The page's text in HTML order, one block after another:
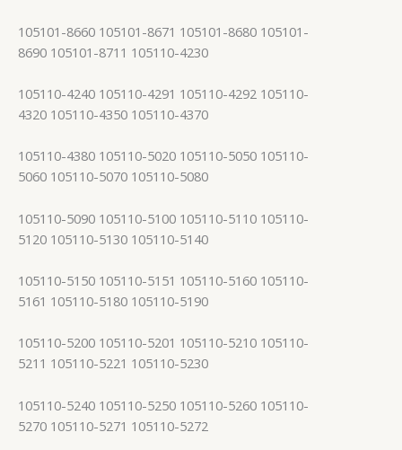
105101-8660 105101-8671 105101-8680 105101-
8690 105101-8711 105110-4230
105110-4240 105110-4291 105110-4292 105110-
4320 105110-4350 105110-4370
105110-4380 105110-5020 105110-5050 105110-
5060 105110-5070 105110-5080
105110-5090 105110-5100 105110-5110 105110-
5120 105110-5130 105110-5140
105110-5150 105110-5151 105110-5160 105110-
5161 105110-5180 105110-5190
105110-5200 105110-5201 105110-5210 105110-
5211 105110-5221 105110-5230
105110-5240 105110-5250 105110-5260 105110-
5270 105110-5271 105110-5272